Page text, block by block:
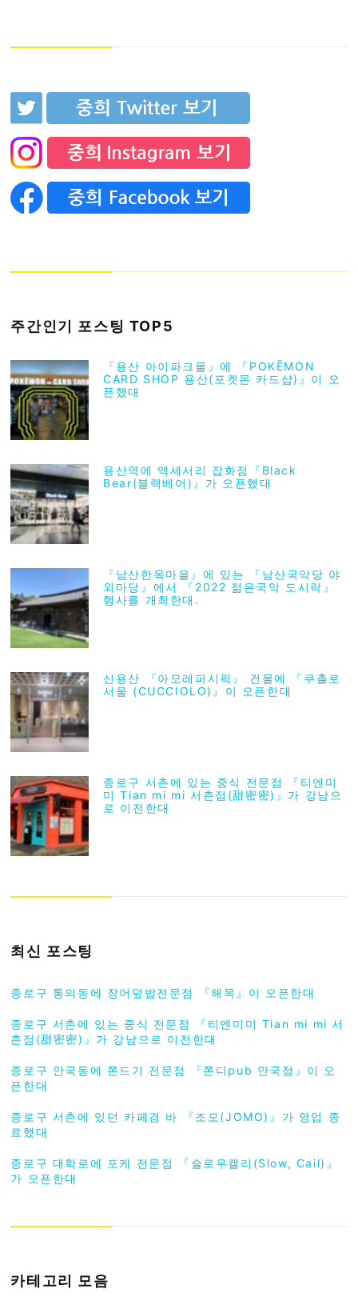
주간인기 포스팅 TOP5
『용산 아이파크몰』에 『POKĒMON
CARD SHOP 용산(포켓몬 카드샵)』이 오
픈했대
용산역에 액세서리 잡화점『Black
Bear(블랙베어)』가 오픈했대
『남산한옥마을』에 있는 『남산국악당 야
외마당』에서 『2022 젊은국악 도시락』
행사를 개최한대.
신용산 『아모레퍼시픽』 건물에 『쿠촐로
서울 (CUCCIOLO)』이 오픈한대
종로구 서촌에 있는 중식 전문점 『티엔미
미 Tian mi mi 서촌점(甜密密)』가 강남으
로 이전한대
최신 포스팅
종로구 통의동에 장어덮밥전문점 『해목』이 오픈한대
종로구 서촌에 있는 중식 전문점 『티엔미미 Tian mi mi 서
촌점(甜密密)』가 강남으로 이전한대
종로구 안국동에 쫀드기 전문점 『쫀디pub 안국점』이 오
픈한대
종로구 서촌에 있던 카페겸 바 『조모(JOMO)』가 영업 종
료했대
종로구 대학로에 포케 전문점 『슬로우캘리(Slow, Cail)』
가 오픈한대
카테고리 모음